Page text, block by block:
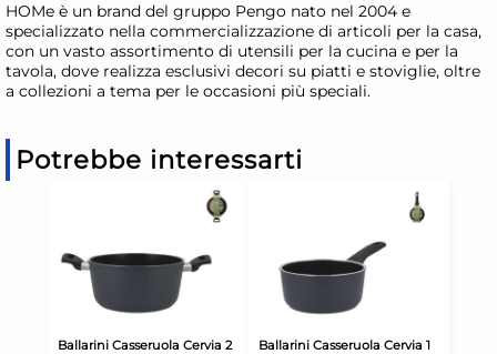
HOMe è un brand del gruppo Pengo nato nel 2004 e
specializzato nella commercializzazione di articoli per la casa,
con un vasto assortimento di utensili per la cucina e per la
tavola, dove realizza esclusivi decori su piatti e stoviglie, oltre
a collezioni a tema per le occasioni più speciali.
Potrebbe interessarti